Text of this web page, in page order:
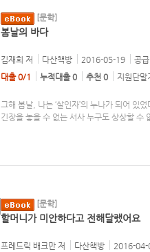
[문학]
봄날의 바다
김재희 저 다산책방 2016-05-19
공
대출 0/1
누적대출 0 추천 0 지원단
그해 봄날, 나는 ‘살인자’의 누나가 되어 있
긴장을 놓을 수 없는 서사 누구도 상상할 수
[문학]
할머니가 미안하다고 전해달랬어요
프레드릭 배크만 저 다산책방
2016-04-